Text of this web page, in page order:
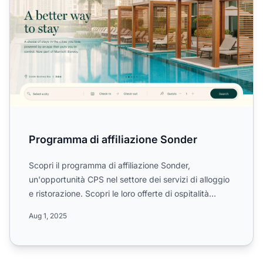
Programma di affiliazione Sonder
Scopri il programma di affiliazione Sonder,
un'opportunità CPS nel settore dei servizi di alloggio
e ristorazione. Scopri le loro offerte di ospitalità
Aug 1, 2025